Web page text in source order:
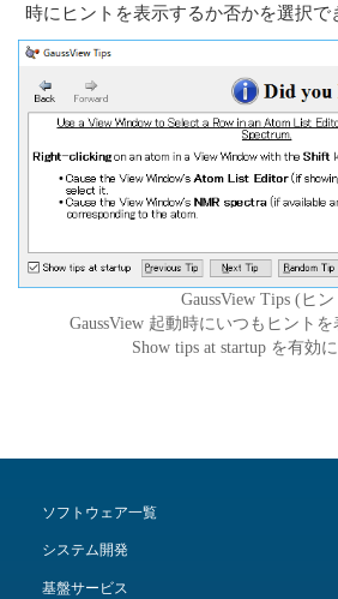
時にヒントを表示するか否かを選択で
GaussView Tips (ヒ
GaussView 起動時にいつもヒント
Show tips at startup を有効
ソフトウェア一覧
システム開発
基盤サービス